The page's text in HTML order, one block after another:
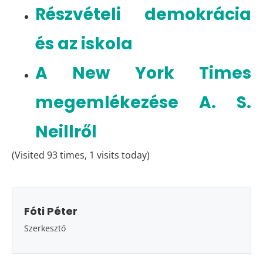
Részvételi demokrácia
és az iskola
A New York Times
megemlékezése A. S.
Neillről
(Visited 93 times, 1 visits today)
Fóti Péter
Szerkesztő